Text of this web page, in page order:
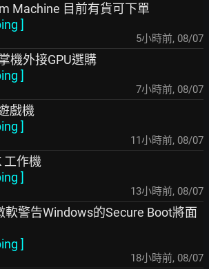
Machine 目前有貨可下單
]
5小時前, 08/07
機外接GPU選購
]
7小時前, 08/07
戲機
]
11小時前, 08/07
工作機
]
13小時前, 08/07
軟警告Windows的Secure Boot將面
]
18小時前, 08/07